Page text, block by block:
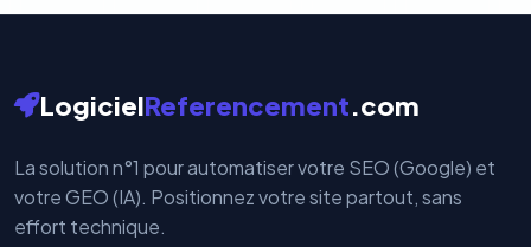
LogicielReferencement.com
La solution n°1 pour automatiser votre SEO (Google) et
votre GEO (IA). Positionnez votre site partout, sans
effort technique.